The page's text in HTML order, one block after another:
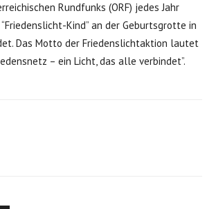
Rundfunks (ORF) jedes Jahr
Kind” an der Geburtsgrotte in
Das Motto der Friedenslichtaktion lautet
– ein Licht, das alle verbindet”.